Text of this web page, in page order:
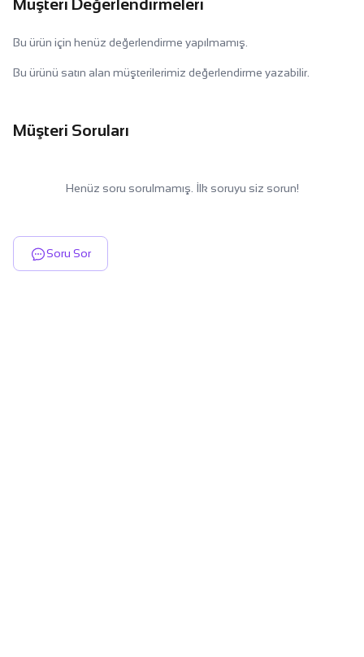
Müşteri Değerlendirmeleri
Bu ürün için henüz değerlendirme yapılmamış.
Bu ürünü satın alan müşterilerimiz değerlendirme yazabilir.
Müşteri Soruları
Henüz soru sorulmamış. İlk soruyu siz sorun!
Soru Sor